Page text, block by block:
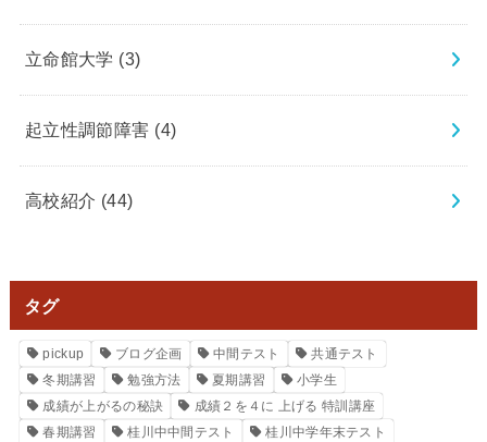
立命館大学 (3)
起立性調節障害 (4)
高校紹介 (44)
タグ
pickup ブログ企画 中間テスト
共通テスト
冬期講習
勉強方法 夏期講習
小学生
成績が上がるの秘訣
成績２を４に 上げる 特訓講座
春期講習
桂川中中間テスト
桂川中学年末テスト